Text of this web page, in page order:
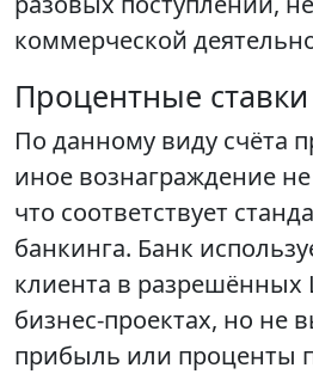
коммерческой
Процентные
По данному виду счёта
иное вознаграждение
что соответствует
банкинга. Банк
клиента в
бизнес-проектах, но не
прибыль или проценты